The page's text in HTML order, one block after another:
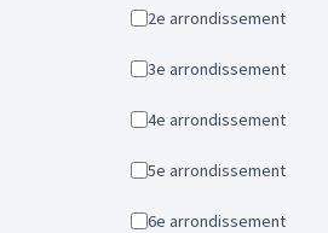
2e arrondissement
3e arrondissement
4e arrondissement
5e arrondissement
6e arrondissement